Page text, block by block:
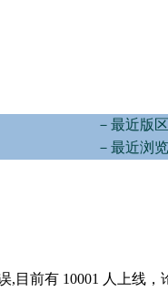
－最近版
－最近浏
,目前有 10001 人上线